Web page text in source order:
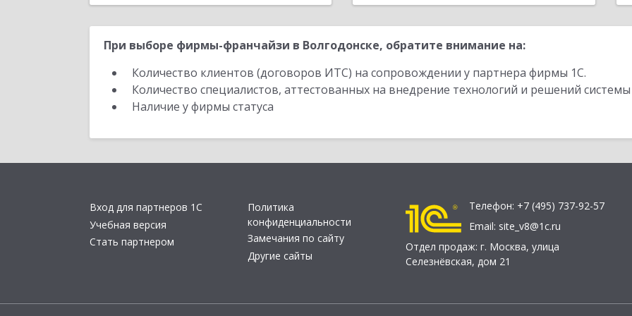
При выборе фирмы-франчайзи в Волгодонске, обратите внимание на:
Количество клиентов (договоров ИТС) на сопровождении у партнера фирмы 1С.
Количество специалистов, аттестованных на внедрение технологий и решений
Наличие у фирмы статуса
Вход для партнеров 1С
Учебная версия
Стать партнером
Политика
конфиденциальности
Замечания по сайту
Другие сайты
Телефон: +7 (495) 737-92-57
Email: site_v8@1c.ru
Отдел продаж: г. Москва, улица
Селезнёвская, дом 21